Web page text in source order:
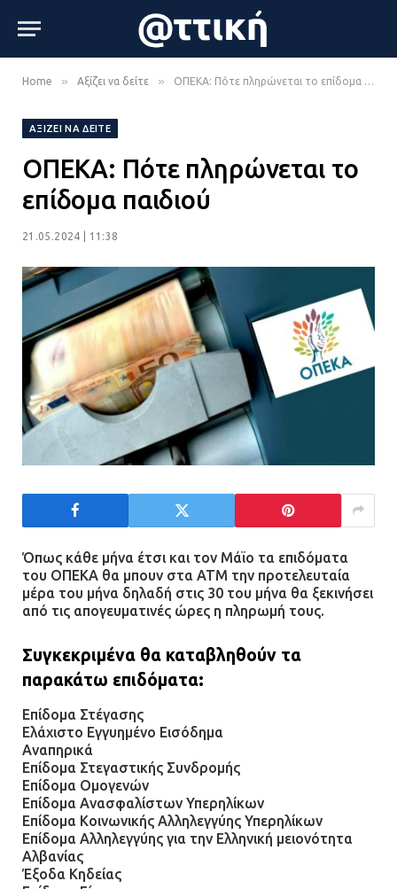
Home » Αξίζει να δείτε » ΟΠΕΚΑ: Πότε πληρώνεται το επίδομα παιδιού
ΑΞΊΖΕΙ ΝΑ ΔΕΊΤΕ
ΟΠΕΚΑ: Πότε πληρώνεται το
επίδομα παιδιού
21.05.2024 | 11:38
Όπως κάθε μήνα έτσι και τον Μάϊο τα επιδόματα
του ΟΠΕΚΑ θα μπουν στα ATM την προτελευταία
μέρα του μήνα δηλαδή στις 30 του μήνα θα ξεκινήσει
από τις απογευματινές ώρες η πληρωμή τους.
Συγκεκριμένα θα καταβληθούν τα
παρακάτω επιδόματα:
Επίδομα Στέγασης
Ελάχιστο Εγγυημένο Εισόδημα
Αναπηρικά
Επίδομα Στεγαστικής Συνδρομής
Επίδομα Ομογενών
Επίδομα Ανασφαλίστων Υπερηλίκων
Επίδομα Κοινωνικής Αλληλεγγύης Υπερηλίκων
Επίδομα Αλληλεγγύης για την Ελληνική μειονότητα
Αλβανίας
Έξοδα Κηδείας